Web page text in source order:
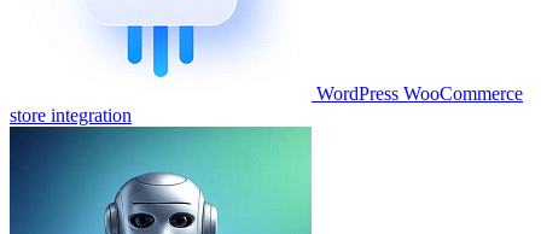
WordPress WooCommerce
store integration